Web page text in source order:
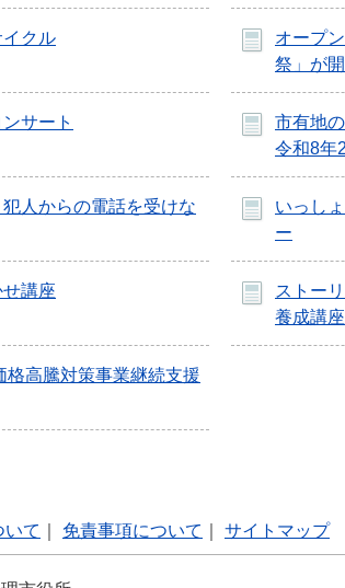
クル
オープ
祭」が
サート
市有地
令和8年
人からの電話を受けな
いっし
ー
講座
ストー
養成講座
格高騰対策事業継続支援
いて 免責事項について サイトマップ